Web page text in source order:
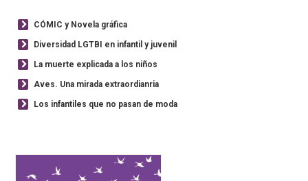
CÓMIC y Novela gráfica
Diversidad LGTBI en infantil y juvenil
La muerte explicada a los niños
Aves. Una mirada extraordianria
Los infantiles que no pasan de moda